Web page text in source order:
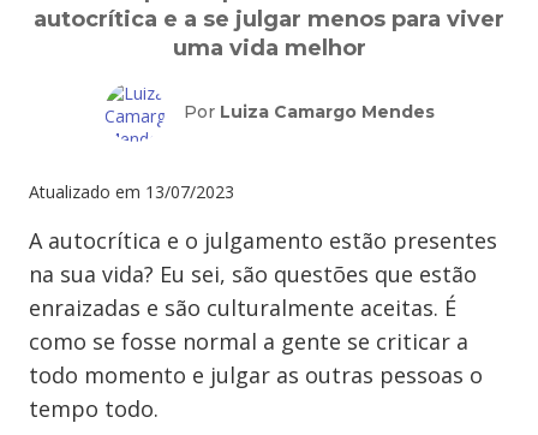
autocrítica e a se julgar menos para viver
uma vida melhor
Por Luiza Camargo Mendes
Atualizado em 13/07/2023
A autocrítica e o julgamento estão presentes
na sua vida? Eu sei, são questões que estão
enraizadas e são culturalmente aceitas. É
como se fosse normal a gente se criticar a
todo momento e julgar as outras pessoas o
tempo todo.